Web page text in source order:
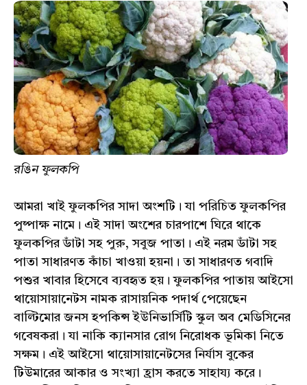
রঙিন ফুলকপি
আমরা খাই ফুলকপির সাদা অংশটি। যা পরিচিত ফুলকপির
পুষ্পাক্ষ নামে। এই সাদা অংশের চারপাশে ঘিরে থাকে
ফুলকপির ডাঁটা সহ পুরু, সবুজ পাতা। এই নরম ডাঁটা সহ
পাতা সাধারণত কাঁচা খাওয়া হয়না। তা সাধারণত গবাদি
পশুর খাবার হিসেবে ব্যবহৃত হয়। ফুলকপির পাতায় আইসো
থায়োসায়ানেটস নামক রাসায়নিক পদার্থ পেয়েছেন
বাল্টিমোর জনস হপকিন্স ইউনিভার্সিটি স্কুল অব মেডিসিনের
গবেষকরা। যা নাকি ক্যানসার রোগ নিরোধক ভূমিকা নিতে
সক্ষম। এই আইসো থায়োসায়ানেটসের নির্যাস বুকের
টিউমারের আকার ও সংখ্যা হ্রাস করতে সাহায্য করে।